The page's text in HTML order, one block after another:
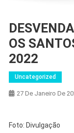
OS
2022
Uncategorized
27 De Janeiro De
Foto: Divulgação